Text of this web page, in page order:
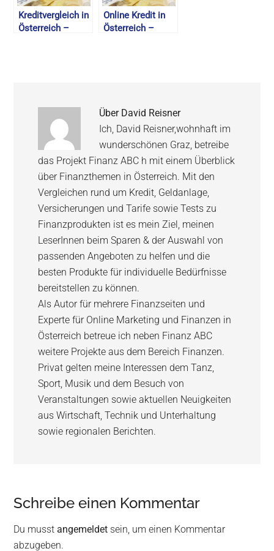
Kreditvergleich in
Österreich –
Online Kredit in
Österreich –
Über David Reisner
Ich, David Reisner,wohnhaft im
wunderschönen Graz, betreibe
das Projekt Finanz ABC h mit einem Überblick
über Finanzthemen in Österreich. Mit den
Vergleichen rund um Kredit, Geldanlage,
Versicherungen und Tarife sowie Tests zu
Finanzprodukten ist es mein Ziel, meinen
LeserInnen beim Sparen & der Auswahl von
passenden Angeboten zu helfen und die
besten Produkte für individuelle Bedürfnisse
bereitstellen zu können.
Als Autor für mehrere Finanzseiten und
Experte für Online Marketing und Finanzen in
Österreich betreue ich neben Finanz ABC
weitere Projekte aus dem Bereich Finanzen.
Privat gelten meine Interessen dem Tanz,
Sport, Musik und dem Besuch von
Veranstaltungen sowie aktuellen Neuigkeiten
aus Wirtschaft, Technik und Unterhaltung
sowie regionalen Berichten.
Schreibe einen Kommentar
Du musstangemeldet sein, um einen Kommentar
abzugeben.